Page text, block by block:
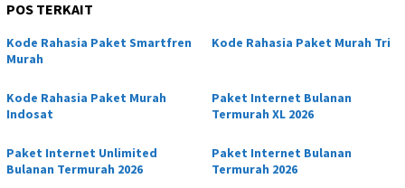
POS TERKAIT
Kode Rahasia Paket Smartfren
Murah
Kode Rahasia Paket Murah Tri
Kode Rahasia Paket Murah
Indosat
Paket Internet Bulanan
Termurah XL 2026
Paket Internet Unlimited
Bulanan Termurah 2026
Paket Internet Bulanan
Termurah 2026